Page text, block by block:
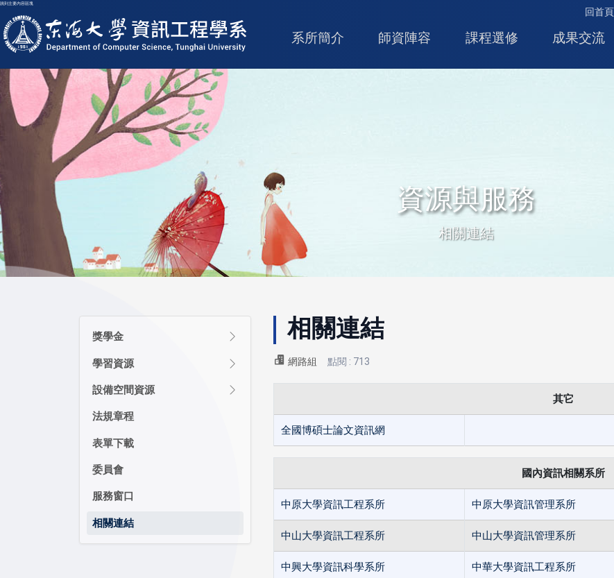
跳到主要內容區塊
回首頁
東海大學logo
系所簡介 師資陣容 課程選修 成果交流
資源與服務
相關連結
獎學金
學習資源
設備空間資源
法規章程
表單下載
委員會
服務窗口
相關連結
相關連結
網路組 點閱 : 713
其它
全國博碩士論文資訊網
國內資訊相關系所
中原大學資訊工程系所 中原大學資訊管理系所
中山大學資訊工程系所 中山大學資訊管理系所
中興大學資訊科學系所 中華大學資訊工程系所